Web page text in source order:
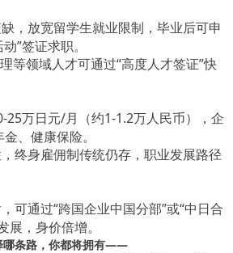
，放宽留学生就业限制，毕业后可申
”签证求职。
等领域人才可通过“高度人才签证”快
25万日元/月（约1-1.2万人民币），企
、健康保险。
终身雇佣制传统仍存，职业发展路径
可通过“跨国企业中国分部”或“中日合
展，身价倍增。
条路，你都将拥有——